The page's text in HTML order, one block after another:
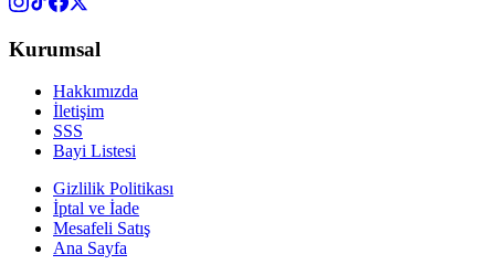
Kurumsal
Hakkımızda
İletişim
SSS
Bayi Listesi
Gizlilik Politikası
İptal ve İade
Mesafeli Satış
Ana Sayfa